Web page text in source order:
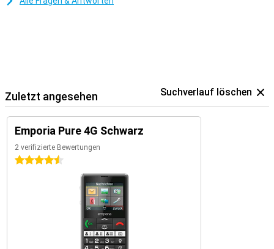
Zuletzt angesehen Suchverlauf löschen
Emporia Pure 4G Schwarz
2 verifizierte Bewertungen
4.5 Sterne